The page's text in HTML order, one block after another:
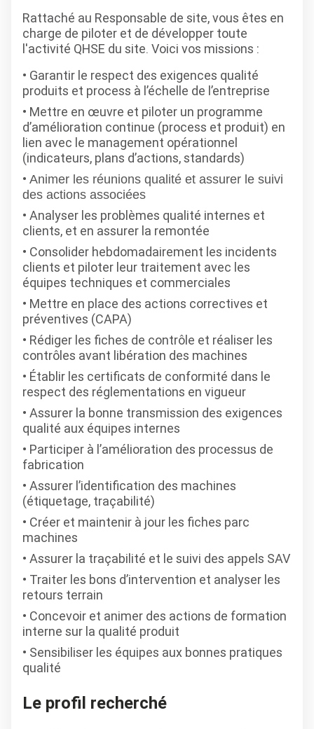
Rattaché au Responsable de site, vous êtes en
charge de piloter et de développer toute
l'activité QHSE du site. Voici vos missions :
Garantir le respect des exigences qualité
produits et process à l’échelle de l’entreprise
Mettre en œuvre et piloter un programme
d’amélioration continue (process et produit) en
lien avec le management opérationnel
(indicateurs, plans d’actions, standards)
Animer les réunions qualité et assurer le suivi
des actions associées
Analyser les problèmes qualité internes et
clients, et en assurer la remontée
Consolider hebdomadairement les incidents
clients et piloter leur traitement avec les
équipes techniques et commerciales
Mettre en place des actions correctives et
préventives (CAPA)
Rédiger les fiches de contrôle et réaliser les
contrôles avant libération des machines
Établir les certificats de conformité dans le
respect des réglementations en vigueur
Assurer la bonne transmission des exigences
qualité aux équipes internes
Participer à l’amélioration des processus de
fabrication
Assurer l’identification des machines
(étiquetage, traçabilité)
Créer et maintenir à jour les fiches parc
machines
Assurer la traçabilité et le suivi des appels SAV
Traiter les bons d’intervention et analyser les
retours terrain
Concevoir et animer des actions de formation
interne sur la qualité produit
Sensibiliser les équipes aux bonnes pratiques
qualité
Le profil recherché